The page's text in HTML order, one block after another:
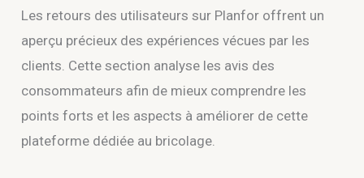
Les retours des utilisateurs sur Planfor offrent un
aperçu précieux des expériences vécues par les
clients. Cette section analyse les avis des
consommateurs afin de mieux comprendre les
points forts et les aspects à améliorer de cette
plateforme dédiée au bricolage.